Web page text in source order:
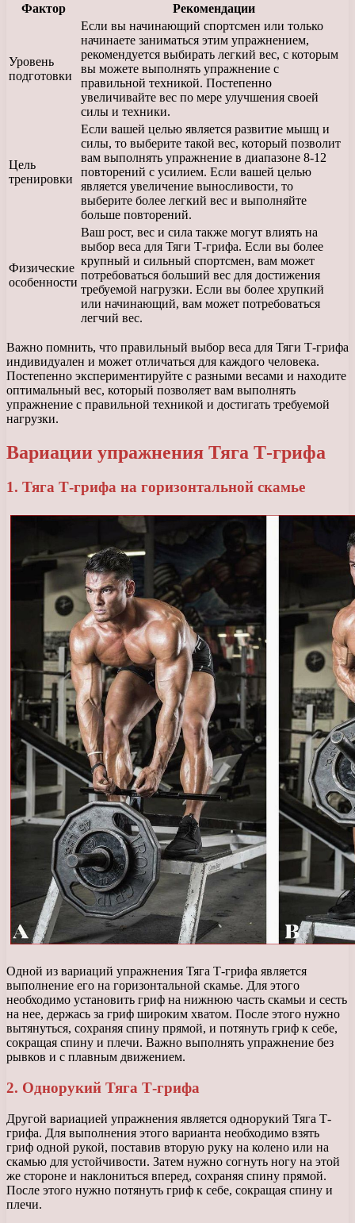
Фактор Рекомендации
Уровень
подготовки
Если вы начинающий спортсмен или только
начинаете заниматься этим упражнением,
рекомендуется выбирать легкий вес, с которым
вы можете выполнять упражнение с
правильной техникой. Постепенно
увеличивайте вес по мере улучшения своей
силы и техники.
Цель
тренировки
Если вашей целью является развитие мышц и
силы, то выберите такой вес, который позволит
вам выполнять упражнение в диапазоне 8-12
повторений с усилием. Если вашей целью
является увеличение выносливости, то
выберите более легкий вес и выполняйте
больше повторений.
Физические
особенности
Ваш рост, вес и сила также могут влиять на
выбор веса для Тяги Т-грифа. Если вы более
крупный и сильный спортсмен, вам может
потребоваться больший вес для достижения
требуемой нагрузки. Если вы более хрупкий
или начинающий, вам может потребоваться
легчий вес.
Важно помнить, что правильный выбор веса для Тяги Т-грифа
индивидуален и может отличаться для каждого человека.
Постепенно экспериментируйте с разными весами и находите
оптимальный вес, который позволяет вам выполнять
упражнение с правильной техникой и достигать требуемой
нагрузки.
Вариации упражнения Тяга Т-грифа
1. Тяга Т-грифа на горизонтальной скамье
Одной из вариаций упражнения Тяга Т-грифа является
выполнение его на горизонтальной скамье. Для этого
необходимо установить гриф на нижнюю часть скамьи и сесть
на нее, держась за гриф широким хватом. После этого нужно
вытянуться, сохраняя спину прямой, и потянуть гриф к себе,
сокращая спину и плечи. Важно выполнять упражнение без
рывков и с плавным движением.
2. Однорукий Тяга Т-грифа
Другой вариацией упражнения является однорукий Тяга Т-
грифа. Для выполнения этого варианта необходимо взять
гриф одной рукой, поставив вторую руку на колено или на
скамью для устойчивости. Затем нужно согнуть ногу на этой
же стороне и наклониться вперед, сохраняя спину прямой.
После этого нужно потянуть гриф к себе, сокращая спину и
плечи.